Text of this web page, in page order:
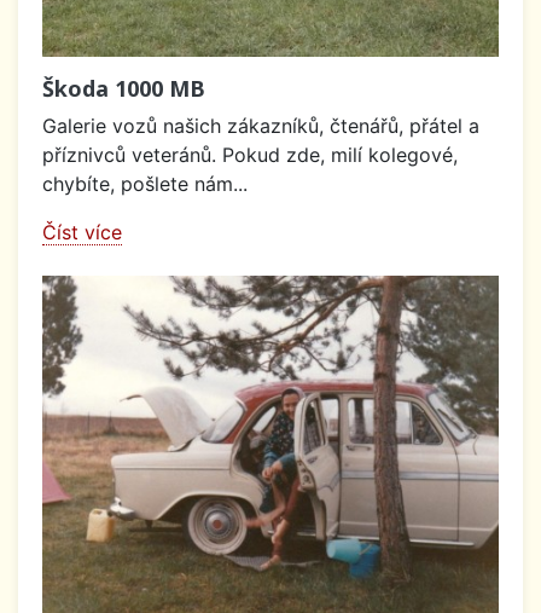
Škoda 1000 MB
Galerie vozů našich zákazníků, čtenářů, přátel a
příznivců veteránů. Pokud zde, milí kolegové,
chybíte, pošlete nám...
Číst více